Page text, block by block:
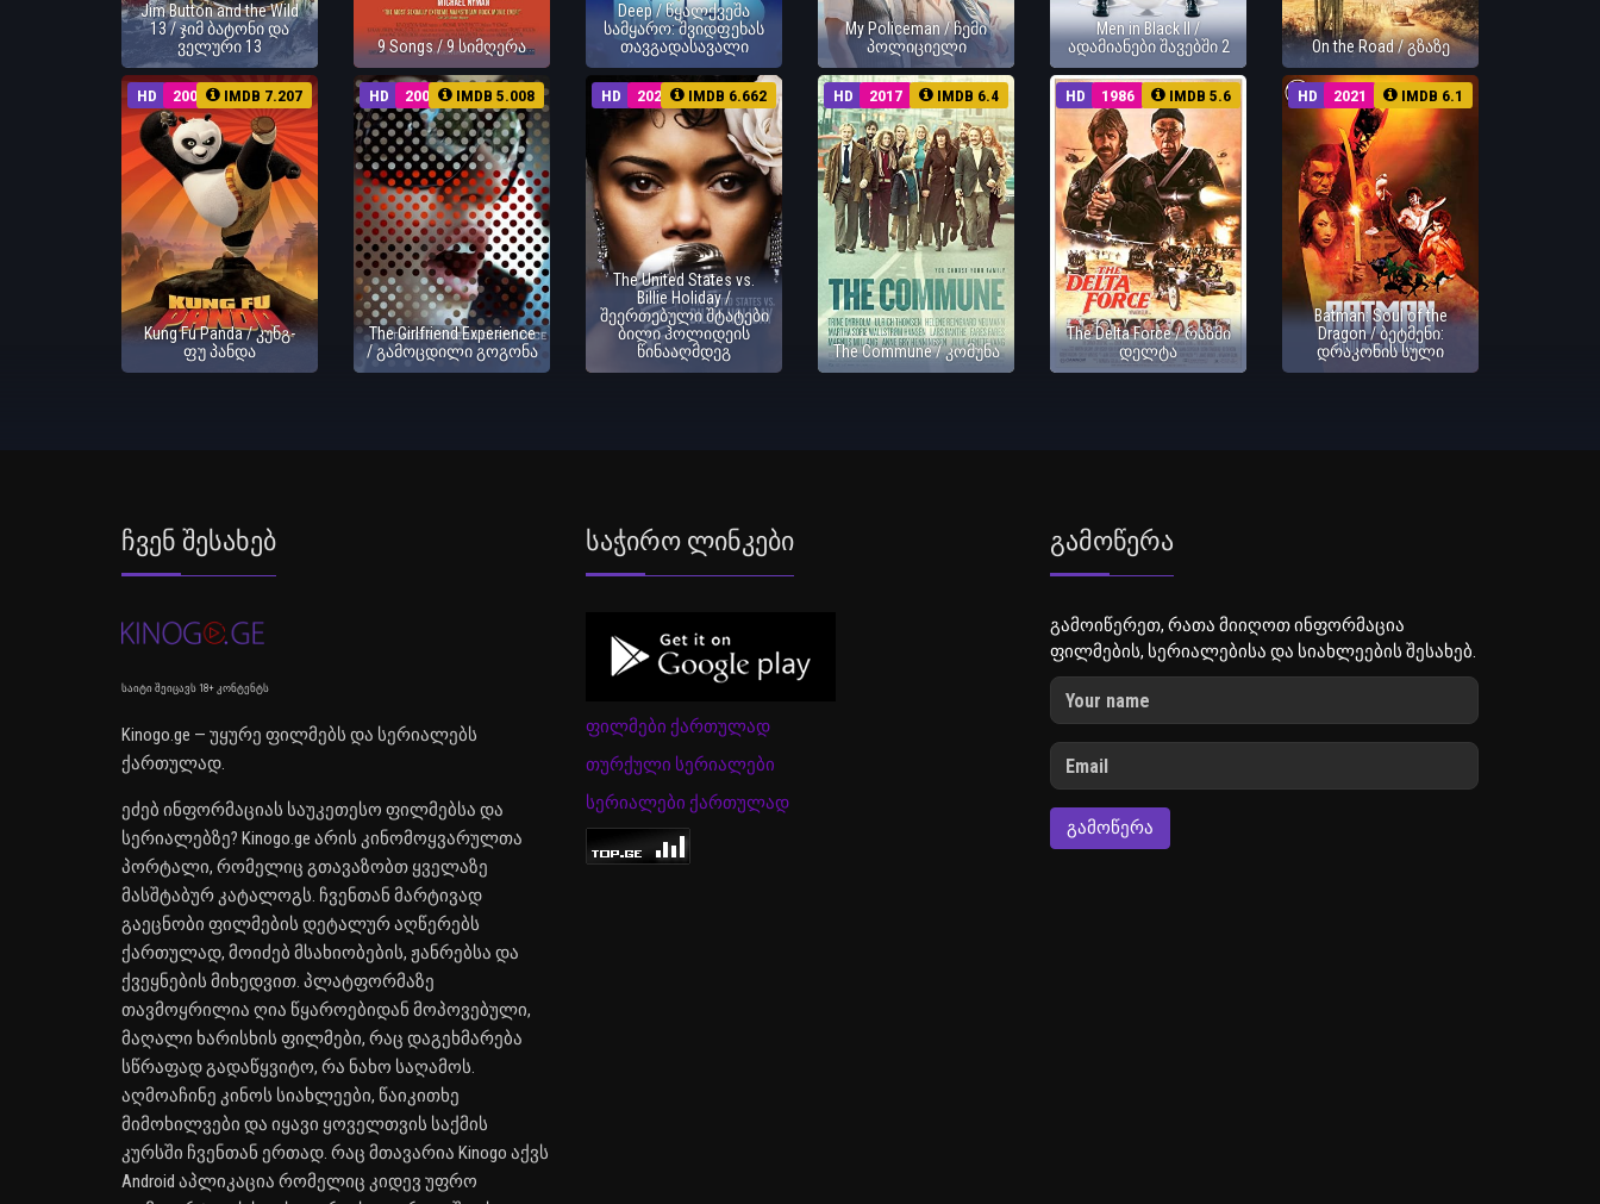
Jim Button and the Wild
13 / ჯიმ ბატონი და
ველური 13
9 Songs / 9 სიმღერა
Deep / წყალქვეშა
სამყარო: შვიდფეხას
თავგადასავალი
My Policeman / ჩემი
პოლიციელი
Men in Black II /
ადამიანები შავებში 2
On the Road / გზაზე
HD 2008 IMDB 7.207
Kung Fu Panda / კუნგ-
ფუ პანდა
HD 2009 IMDB 5.008
The Girlfriend Experience
/ გამოცდილი გოგონა
HD 2021 IMDB 6.662
The United States vs.
Billie Holiday /
შეერთებული შტატები
ბილი ჰოლიდეის
წინააღმდეგ
HD 2017 IMDB 6.4
The Commune / კომუნა
HD 1986 IMDB 5.6
The Delta Force / რაზმი
დელტა
HD 2021 IMDB 6.1
Batman: Soul of the
Dragon / ბეტმენი:
დრაკონის სული
Ჩვენ Შესახებ
საიტი შეიცავს 18+ კონტენტს
Kinogo.ge — უყურე ფილმებს და სერიალებს
ქართულად.
ეძებ ინფორმაციას საუკეთესო ფილმებსა და
სერიალებზე? Kinogo.ge არის კინომოყვარულთა
პორტალი, რომელიც გთავაზობთ ყველაზე
მასშტაბურ კატალოგს. ჩვენთან მარტივად
გაეცნობი ფილმების დეტალურ აღწერებს
ქართულად, მოიძებ მსახიობების, ჟანრებსა და
ქვეყნების მიხედვით. პლატფორმაზე
თავმოყრილია ღია წყაროებიდან მოპოვებული,
მაღალი ხარისხის ფილმები, რაც დაგეხმარება
სწრაფად გადაწყვიტო, რა ნახო საღამოს.
აღმოაჩინე კინოს სიახლეები, წაიკითხე
მიმოხილვები და იყავი ყოველთვის საქმის
კურსში ჩვენთან ერთად. რაც მთავარია Kinogo აქვს
Android აპლიკაცია რომელიც კიდევ უფრო
Საჭირო Ლინკები
ფილმები ქართულად
თურქული სერიალები
სერიალები ქართულად
Გამოწერა
გამოიწერეთ, რათა მიიღოთ ინფორმაცია
ფილმების, სერიალებისა და სიახლეების შესახებ.
ᲒᲐᲛᲝᲬᲔᲠᲐ